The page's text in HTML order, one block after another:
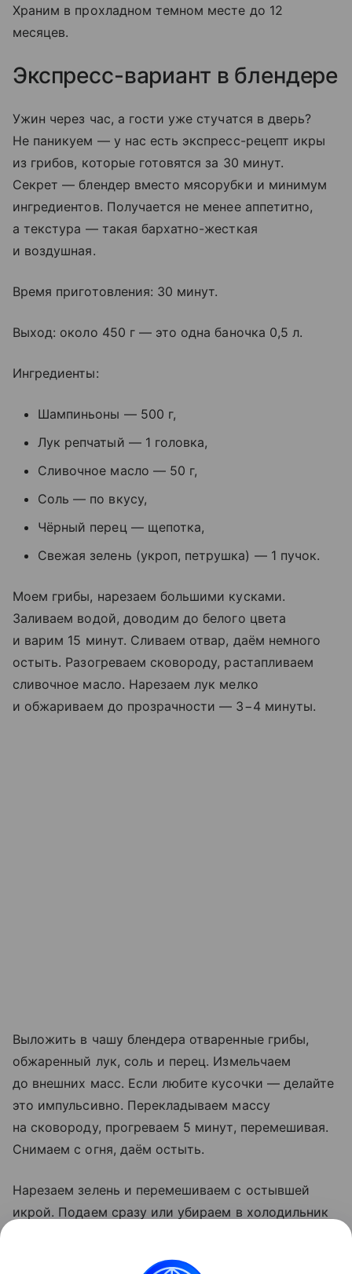
Храним в прохладном темном месте до 12
месяцев.
Экспресс-вариант в блендере
Ужин через час, а гости уже стучатся в дверь?
Не паникуем — у нас есть экспресс-рецепт икры
из грибов, которые готовятся за 30 минут.
Секрет — блендер вместо мясорубки и минимум
ингредиентов. Получается не менее аппетитно,
а текстура — такая бархатно-жесткая
и воздушная.
Время приготовления: 30 минут.
Выход: около 450 г — это одна баночка 0,5 л.
Ингредиенты:
Шампиньоны — 500 г,
Лук репчатый — 1 головка,
Сливочное масло — 50 г,
Соль — по вкусу,
Чёрный перец — щепотка,
Свежая зелень (укроп, петрушка) — 1 пучок.
Моем грибы, нарезаем большими кусками.
Заливаем водой, доводим до белого цвета
и варим 15 минут. Сливаем отвар, даём немного
остыть. Разогреваем сковороду, растапливаем
сливочное масло. Нарезаем лук мелко
и обжариваем до прозрачности — 3−4 минуты.
Выложить в чашу блендера отваренные грибы,
обжаренный лук, соль и перец. Измельчаем
до внешних масс. Если любите кусочки — делайте
это импульсивно. Перекладываем массу
на сковороду, прогреваем 5 минут, перемешивая.
Снимаем с огня, даём остыть.
Нарезаем зелень и перемешиваем с остывшей
икрой. Подаем сразу или убираем в холодильник